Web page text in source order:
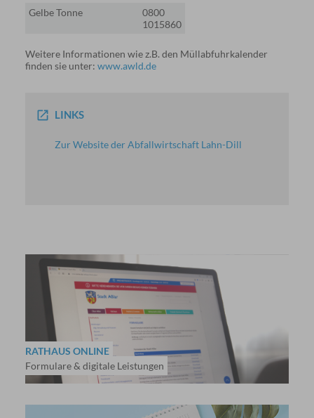
Gelbe Tonne
0800
1015860
Weitere Informationen wie z.B. den Müllabfuhrkalender
finden sie unter: www.awld.de
LINKS
Zur Website der Abfallwirtschaft Lahn-Dill
RATHAUS ONLINE
Formulare & digitale Leistungen